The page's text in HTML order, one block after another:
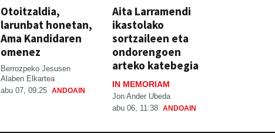
Otoitzaldia,
larunbat honetan,
Ama Kandidaren
omenez
Berrozpeko Jesusen
Alaben Elkartea
abu 07, 09:25 ANDOAIN
Aita Larramendi
ikastolako
sortzaileen eta
ondorengoen
arteko katebegia
IN MEMORIAM
Jon Ander Ubeda
abu 06, 11:38 ANDOAIN